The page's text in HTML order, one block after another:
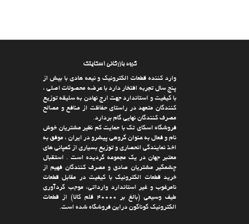
گروه بازرگانی اسکایتک
وارد كننده قطعات الکترونیک و نیمه هادی با بیش از
پنج سال تجربه افتخار دارد با عرضه محصولات اصلی ،
با كیفیت و استاندارد جهت ارج نهادن به سلیقه توزیع
كنندگان متعهد در راستای حفاظت از منافع و مصالح
مصرف كنندگان نهایی گام بردارد.
فروشگاه اسکای تک با حمایت كم نظیر مشتریان خوش
نام و فعال به عنوان گروهی پیشرو در ایران ، موفق به
اخذ نمایندگی انحصاری و توزیع بسیاری از كمپانی های
معتبر جهان در یك مجموعه گردیده است . استقبال
چشمگیر مشتریان صادق و مصرف كنندگان فهیم از
خرید قطعات الکترونیک با كیفیت در مقابل قطعات
نامرغوب و غیر استاندارد وارداتی، موجب گردآوری
طیف وسیعی (بالغ بر 40000 قلم كالا)‌ از قطعات
الکترونیک گوناگون دراین فروشگاه شده است.